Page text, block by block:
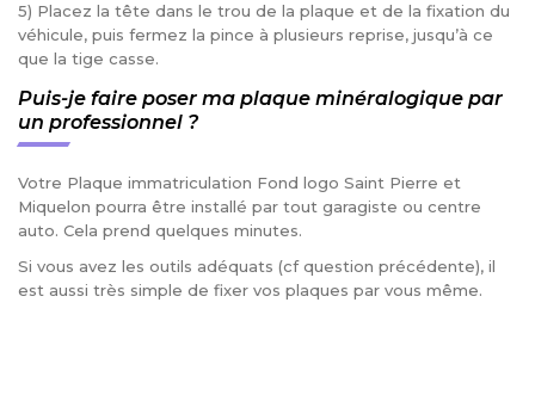
5) Placez la tête dans le trou de la plaque et de la fixation du
véhicule, puis fermez la pince à plusieurs reprise, jusqu’à ce
que la tige casse.
Puis-je faire poser ma plaque minéralogique par
un professionnel ?
Votre Plaque immatriculation Fond logo Saint Pierre et
Miquelon pourra être installé par tout garagiste ou centre
auto. Cela prend quelques minutes.
Si vous avez les outils adéquats (cf question précédente), il
est aussi très simple de fixer vos plaques par vous même.